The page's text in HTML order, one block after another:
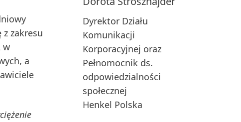
zakresu
w
a
Dyrektor Działu
Komunikacji
Korporacyjnej oraz
Pełnomocnik ds.
odpowiedzialności
społecznej
Henkel Polska